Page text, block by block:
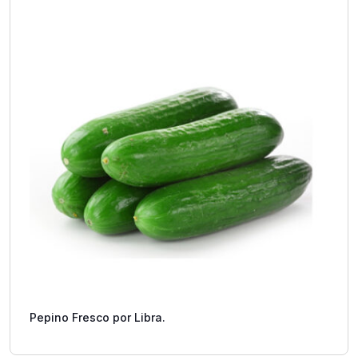
Pepino Fresco por Libra.